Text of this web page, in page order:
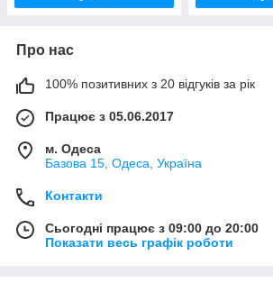
Про нас
100% позитивних з 20 відгуків за рік
Працює з 05.06.2017
м. Одеса
Базова 15, Одеса, Україна
Контакти
Сьогодні працює з 09:00 до 20:00
Показати весь графік роботи